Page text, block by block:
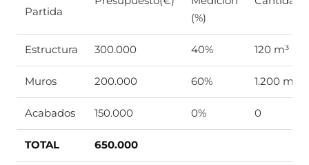
Partida
(%)
Estructura 300.000 40% 120 m³
Muros 200.000 60% 1.200 m²
Acabados 150.000 0% 0
TOTAL 650.000